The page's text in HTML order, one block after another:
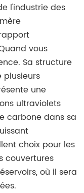
l'industrie des
vous
Sa structure
plusieurs
une
ultraviolets
carbone dans sa
choix pour les
couvertures
où il sera